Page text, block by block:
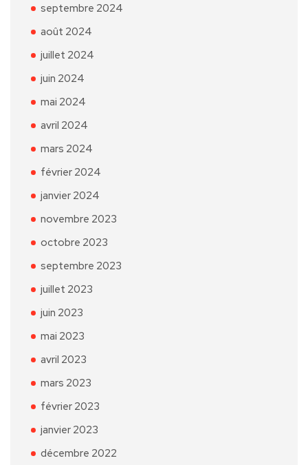
septembre 2024
août 2024
juillet 2024
juin 2024
mai 2024
avril 2024
mars 2024
février 2024
janvier 2024
novembre 2023
octobre 2023
septembre 2023
juillet 2023
juin 2023
mai 2023
avril 2023
mars 2023
février 2023
janvier 2023
décembre 2022